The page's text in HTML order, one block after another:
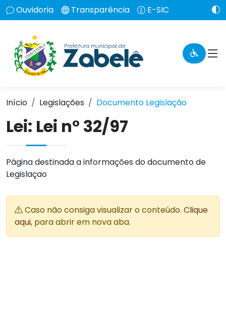
Ouvidoria Transparência E-SIC
Início Legislações Documento Legislação
Lei: Lei n° 32/97
Página destinada a informações do documento de
Legislaçao
Caso não consiga visualizar o conteúdo. Clique
aqui, para abrir em nova aba.